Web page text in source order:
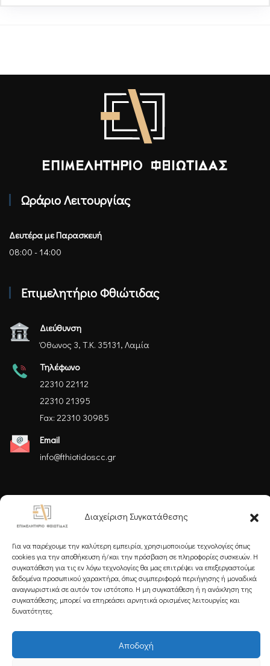
Διαχείριση Συγκατάθεσης
Για να παρέχουμε την καλύτερη εμπειρία, χρησιμοποιούμε τεχνολογίες όπως
cookies για την αποθήκευση ή/και την πρόσβαση σε πληροφορίες συσκευών. Η
συγκατάθεση για τις εν λόγω τεχνολογίες θα μας επιτρέψει να επεξεργαστούμε
δεδομένα προσωπικού χαρακτήρα, όπως συμπεριφορά περιήγησης ή μοναδικά
αναγνωριστικά σε αυτόν τον ιστότοπο. Η μη συγκατάθεση ή η ανάκληση της
συγκατάθεσης, μπορεί να επηρεάσει αρνητικά ορισμένες λειτουργίες και
δυνατότητες.
Αποδοχή
Ωράριο Λειτουργίας
Δευτέρα με Παρασκευή
08:00 - 14:00
Επιμελητήριο Φθιώτιδας
Διεύθυνση
Όθωνος 3, Τ.Κ. 35131, Λαμία
Τηλέφωνο
22310 22112
22310 21395
Fax: 22310 30985
Email
info@fthiotidoscc.gr
Ακολουθήστε μας
Εγγραφείτε στο Newsletter μας